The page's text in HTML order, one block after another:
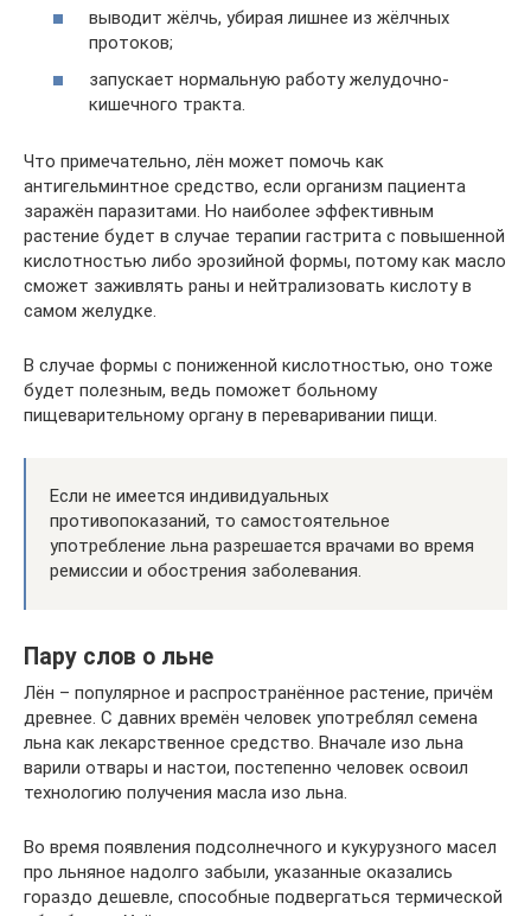
выводит жёлчь, убирая лишнее из жёлчных
протоков;
запускает нормальную работу желудочно-
кишечного тракта.
Что примечательно, лён может помочь как
антигельминтное средство, если организм пациента
заражён паразитами. Но наиболее эффективным
растение будет в случае терапии гастрита с повышенной
кислотностью либо эрозийной формы, потому как масло
сможет заживлять раны и нейтрализовать кислоту в
самом желудке.
В случае формы с пониженной кислотностью, оно тоже
будет полезным, ведь поможет больному
пищеварительному органу в переваривании пищи.
Если не имеется индивидуальных
противопоказаний, то самостоятельное
употребление льна разрешается врачами во время
ремиссии и обострения заболевания.
Пару слов о льне
Лён – популярное и распространённое растение, причём
древнее. С давних времён человек употреблял семена
льна как лекарственное средство. Вначале изо льна
варили отвары и настои, постепенно человек освоил
технологию получения масла изо льна.
Во время появления подсолнечного и кукурузного масел
про льняное надолго забыли, указанные оказались
гораздо дешевле, способные подвергаться термической